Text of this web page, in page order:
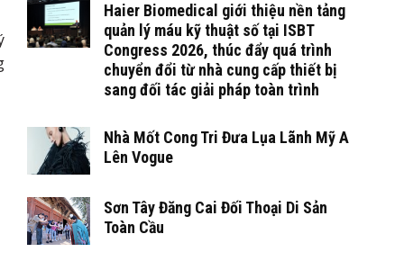
Haier Biomedical giới thiệu nền tảng
quản lý máu kỹ thuật số tại ISBT
Congress 2026, thúc đẩy quá trình
chuyển đổi từ nhà cung cấp thiết bị
sang đối tác giải pháp toàn trình
Nhà Mốt Cong Tri Đưa Lụa Lãnh Mỹ A
Lên Vogue
Sơn Tây Đăng Cai Đối Thoại Di Sản
Toàn Cầu